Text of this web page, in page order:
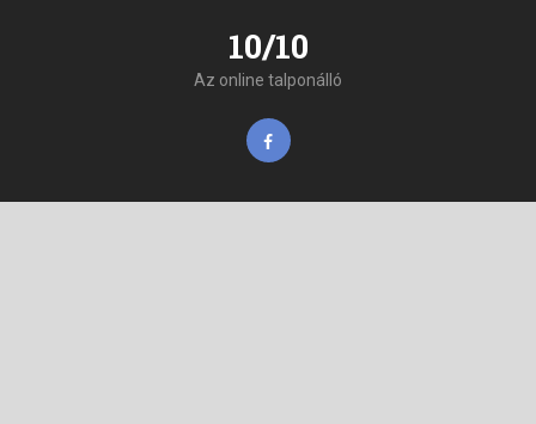
10/10
Az online talponálló